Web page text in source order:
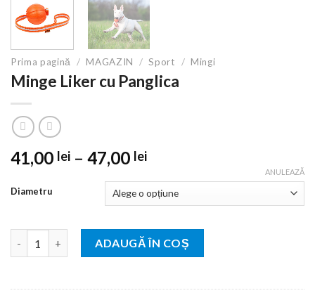
Prima pagină / MAGAZIN / Sport / Mingi
Minge Liker cu Panglica
41,00 lei – 47,00 leiInterval
prețuri:
41,00 lei
până
la
47,00 lei
Diametru
ANULEAZĂ
Cantitate Minge Liker cu Panglica
ADAUGĂ ÎN COȘ